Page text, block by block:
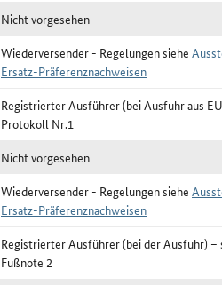
Nicht vorgesehen
Wiederversender - Regelungen siehe
Ersatz-Präferenznachweisen
Registrierter Ausführer (bei Ausfuhr aus
Protokoll Nr.1
Nicht vorgesehen
Wiederversender - Regelungen siehe
Ersatz-Präferenznachweisen
Registrierter Ausführer (bei der Ausfuhr) –
Fußnote 2